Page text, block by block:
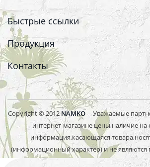
Быстрые ссылки
Продукция
Контакты
Copyright © 2012 NAMKO Уважаемые
интернет-магазине цены,наличие на
информация,касающаяся
(информационный характер) и не